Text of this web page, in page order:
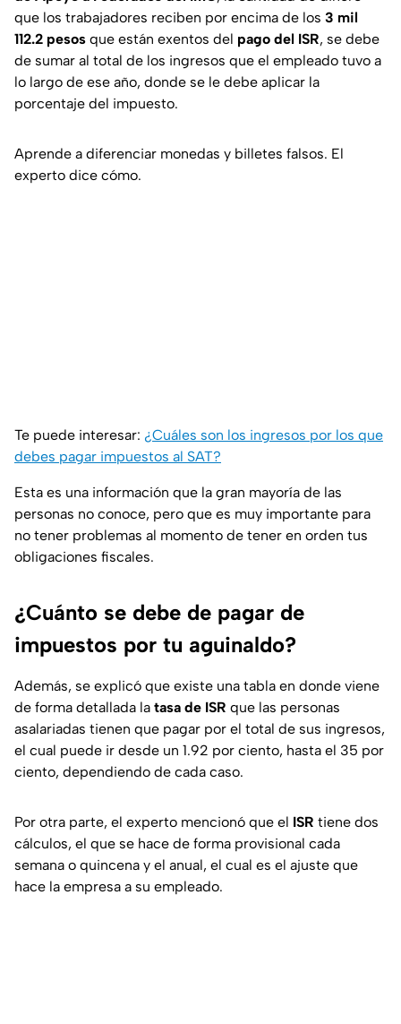
que los trabajadores reciben por encima de los 3 mil
112.2 pesos que están exentos del pago del ISR, se debe
de sumar al total de los ingresos que el empleado tuvo a
lo largo de ese año, donde se le debe aplicar la
porcentaje del impuesto.
Aprende a diferenciar monedas y billetes falsos. El
experto dice cómo.
Te puede interesar: ¿Cuáles son los ingresos por los que
debes pagar impuestos al SAT?
Esta es una información que la gran mayoría de las
personas no conoce, pero que es muy importante para
no tener problemas al momento de tener en orden tus
obligaciones fiscales.
¿Cuánto se debe de pagar de
impuestos por tu aguinaldo?
Además, se explicó que existe una tabla en donde viene
de forma detallada la tasa de ISR que las personas
asalariadas tienen que pagar por el total de sus ingresos,
el cual puede ir desde un 1.92 por ciento, hasta el 35 por
ciento, dependiendo de cada caso.
Por otra parte, el experto mencionó que el ISR tiene dos
cálculos, el que se hace de forma provisional cada
semana o quincena y el anual, el cual es el ajuste que
hace la empresa a su empleado.